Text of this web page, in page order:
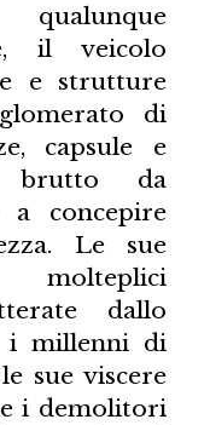
il veicolo
e strutture
di
capsule e
brutto da
a concepire
Le sue
dallo
i millenni di
sue viscere
i demolitori